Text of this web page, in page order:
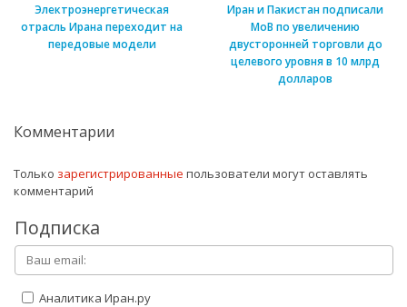
Электроэнергетическая
отрасль Ирана переходит на
передовые модели
Иран и Пакистан подписали
МоВ по увеличению
двусторонней торговли до
целевого уровня в 10 млрд
долларов
Комментарии
Только зарегистрированные пользователи могут оставлять
комментарий
Подписка
Аналитика Иран.ру